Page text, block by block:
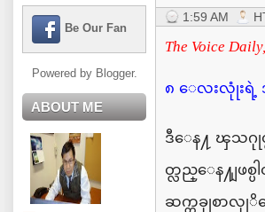
Be Our Fan
Powered by Blogger.
ABOUT ME
1:59 AM
The Voice
၈ ေလးလုုံးရဲ့
ဒီေန႔ ၾသဂုု
တ္လည္ေန႔ျဖစ္
ဆက္တခုုစာလုုိ႔